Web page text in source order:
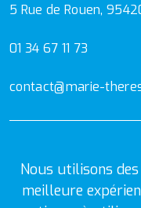
Nous utilisons
meilleure
5 Rue de Rouen,
01 34 67 11 73
contact@marie-
Mentions Légales